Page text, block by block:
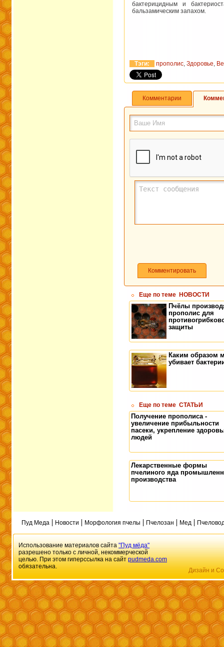
бактерицидным и
бальзамическим запахом.
Тэги: прополис, Здоровье,
Комментарии
Комментировать
Еще по теме НОВОСТИ
Пчёлы
прополис для
защиты
Каким образом
убивает
Еще по теме СТАТЬИ
Получение прополиса -
увеличение прибыльности
пасеки, укрепление
людей
Лекарственные формы
пчелиного яда
производства
Пуд Меда Новости Морфология пчелы Пчелозан Мед
Использование материалов сайта"Пуд мёда"
разрешено только с личной, некоммерческой
целью. При этом гиперссылка на сайтpudmeda.com
обязательна.
Дизайн и